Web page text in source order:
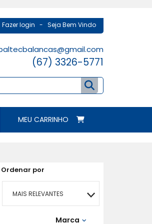
Fazer login - Seja Bem Vindo
(67) 3326-5771
MEU CARRINHO
Ordenar por
MAIS RELEVANTES
MAIS VENDIDOSMarca